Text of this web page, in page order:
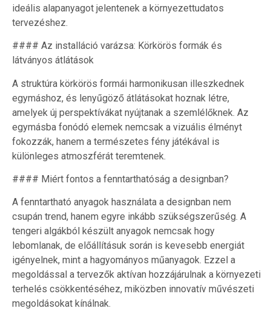
ideális alapanyagot jelentenek a környezettudatos
tervezéshez.
#### Az installáció varázsa: Körkörös formák és
látványos átlátások
A struktúra körkörös formái harmonikusan illeszkednek
egymáshoz, és lenyűgöző átlátásokat hoznak létre,
amelyek új perspektívákat nyújtanak a szemlélőknek. Az
egymásba fonódó elemek nemcsak a vizuális élményt
fokozzák, hanem a természetes fény játékával is
különleges atmoszférát teremtenek.
#### Miért fontos a fenntarthatóság a designban?
A fenntartható anyagok használata a designban nem
csupán trend, hanem egyre inkább szükségszerűség. A
tengeri algákból készült anyagok nemcsak hogy
lebomlanak, de előállításuk során is kevesebb energiát
igényelnek, mint a hagyományos műanyagok. Ezzel a
megoldással a tervezők aktívan hozzájárulnak a környezeti
terhelés csökkentéséhez, miközben innovatív művészeti
megoldásokat kínálnak.